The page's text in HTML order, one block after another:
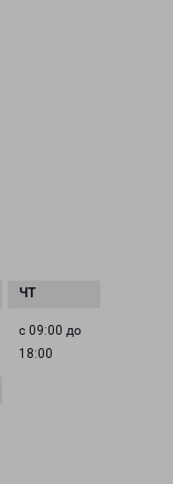
с 09:00 до
18:00